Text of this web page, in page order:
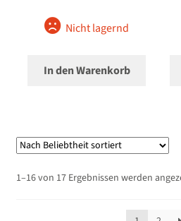
Nicht lagernd
In den Warenkorb
1–16 von 17 Ergebnissen werden